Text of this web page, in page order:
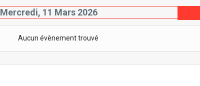
Mercredi, 11 Mars 2026
Aucun évènement trouvé